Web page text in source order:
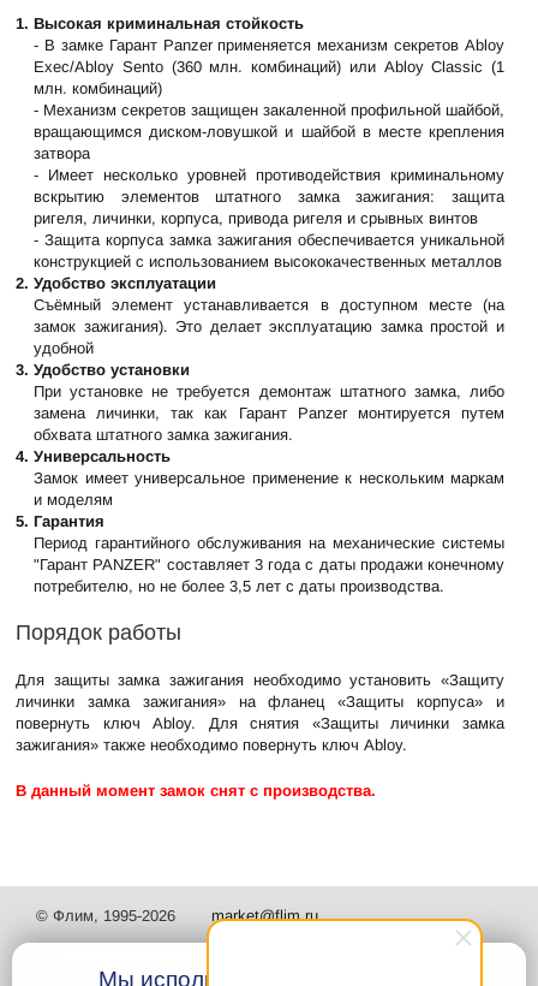
1. Высокая криминальная стойкость
- В замке Гарант Panzer применяется механизм секретов Abloy
Exec/Abloy Sento (360 млн. комбинаций) или Abloy Classic (1
млн. комбинаций)
- Механизм секретов защищен закаленной профильной шайбой,
вращающимся диском-ловушкой и шайбой в месте крепления
затвора
- Имеет несколько уровней противодействия криминальному
вскрытию элементов штатного замка зажигания: защита
ригеля, личинки, корпуса, привода ригеля и срывных винтов
- Защита корпуса замка зажигания обеспечивается уникальной
конструкцией с использованием высококачественных металлов
2. Удобство эксплуатации
Съёмный элемент устанавливается в доступном месте (на
замок зажигания). Это делает эксплуатацию замка простой и
удобной
3. Удобство установки
При установке не требуется демонтаж штатного замка, либо
замена личинки, так как Гарант Panzer монтируется путем
обхвата штатного замка зажигания.
4. Универсальность
Замок имеет универсальное применение к нескольким маркам
и моделям
5. Гарантия
Период гарантийного обслуживания на механические системы
"Гарант PANZER" составляет 3 года с даты продажи конечному
потребителю, но не более 3,5 лет с даты производства.
Порядок работы
Для защиты замка зажигания необходимо установить «Защиту
личинки замка зажигания» на фланец «Защиты корпуса» и
повернуть ключ Abloy. Для снятия «Защиты личинки замка
зажигания» также необходимо повернуть ключ Abloy.
В данный момент замок снят с производства.
© Флим, 1995-2026 market@flim.ru
Мы используем файлы Cookies